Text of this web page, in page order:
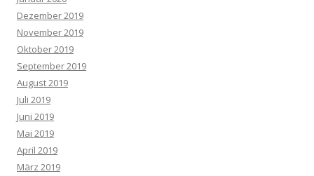
Dezember 2019
November 2019
Oktober 2019
September 2019
August 2019
Juli 2019
Juni 2019
Mai 2019
April 2019
März 2019